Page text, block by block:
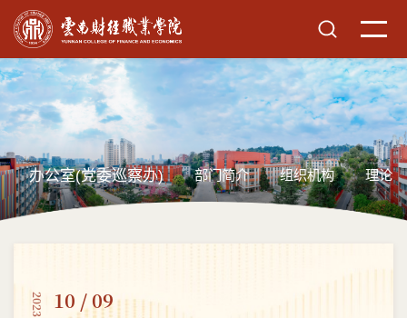
办公室(党委巡察办) 部门简介 组织机构 理论
2023 10 / 09